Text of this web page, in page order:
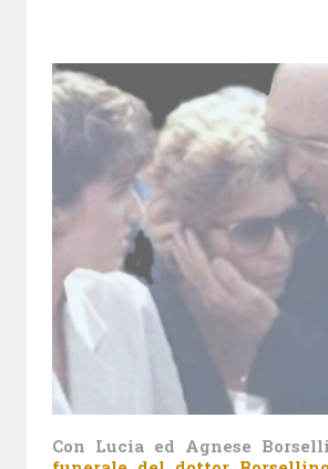
Con Lucia ed Agnese